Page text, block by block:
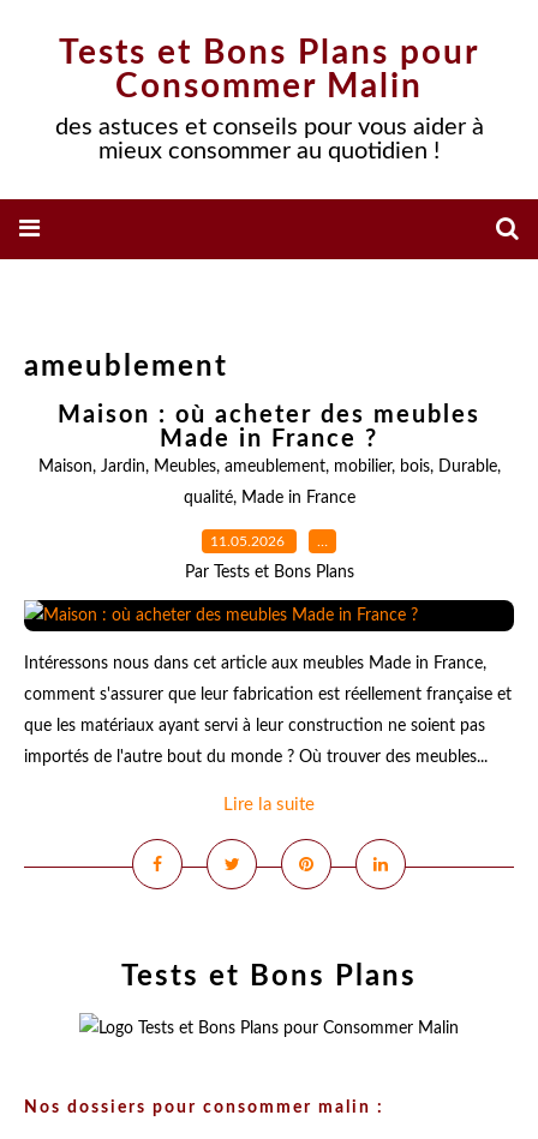
Tests et Bons Plans pour
Consommer Malin
des astuces et conseils pour vous aider à
mieux consommer au quotidien !
ameublement
Maison : où acheter des meubles
Made in France ?
Maison, Jardin, Meubles, ameublement, mobilier, bois, Durable,
qualité, Made in France
11.05.2026 …
Par Tests et Bons Plans
Intéressons nous dans cet article aux meubles Made in France,
comment s'assurer que leur fabrication est réellement française et
que les matériaux ayant servi à leur construction ne soient pas
importés de l'autre bout du monde ? Où trouver des meubles...
Lire la suite
Tests et Bons Plans
Nos dossiers pour consommer malin :